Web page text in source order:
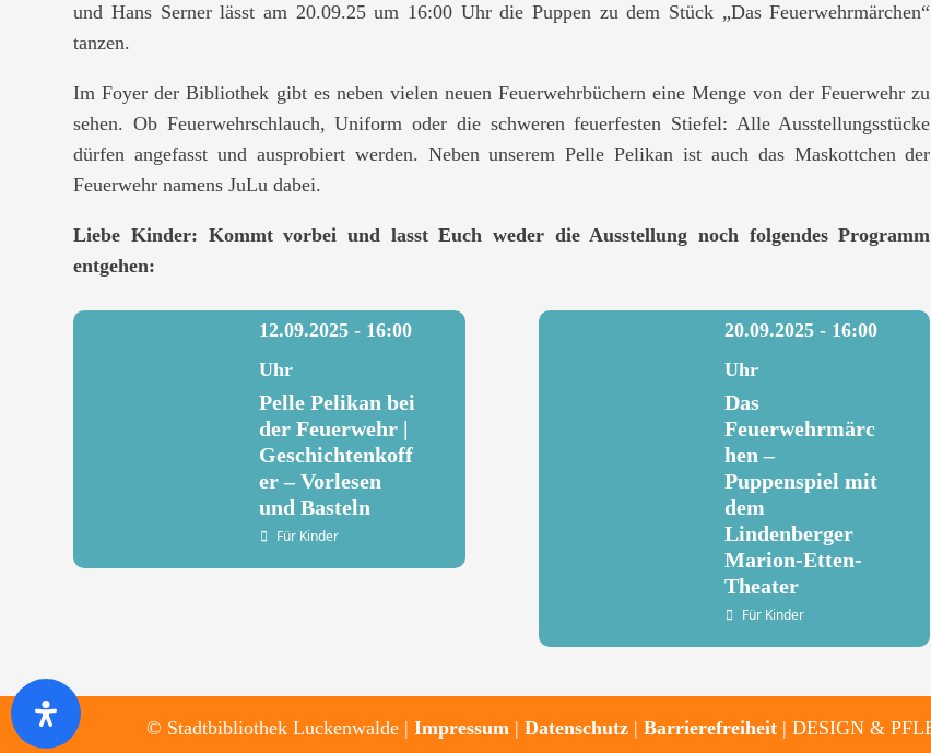
und Hans Serner lässt am 20.09.25 um 16:00 Uhr die Puppen zu dem Stück „Das Feuerwehrmärchen“
tanzen.
Im Foyer der Bibliothek gibt es neben vielen neuen Feuerwehrbüchern eine Menge von der Feuerwehr zu
sehen. Ob Feuerwehrschlauch, Uniform oder die schweren feuerfesten Stiefel: Alle Ausstellungsstücke
dürfen angefasst und ausprobiert werden. Neben unserem Pelle Pelikan ist auch das Maskottchen der
Feuerwehr namens JuLu dabei.
Liebe Kinder: Kommt vorbei und lasst Euch weder die Ausstellung noch folgendes Programm
entgehen:
12.09.2025 - 16:00
Uhr
Pelle Pelikan bei
der Feuerwehr |
Geschichtenkoff
er – Vorlesen
und Basteln
Für Kinder
20.09.2025 - 16:00
Uhr
Das
Feuerwehrmärc
hen –
Puppenspiel mit
dem
Lindenberger
Marion-Etten-
Theater
Für Kinder
© Stadtbibliothek Luckenwalde |Impressum |Datenschutz |Barrierefreiheit | DESIGN &